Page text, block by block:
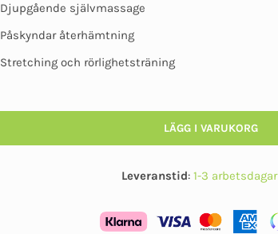
Djupgående självmassage
Påskyndar återhämtning
Stretching och rörlighetsträning
LÄGG I VARUKORG
Leveranstid: 1-3 arbetsdagar